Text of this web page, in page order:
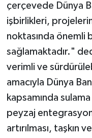
çerçevede Dünya
işbirlikleri,
noktasında önemli
sağlamaktadır."
verimli ve
amacıyla Dünya
kapsamında
peyzaj
artırılması, taşkın